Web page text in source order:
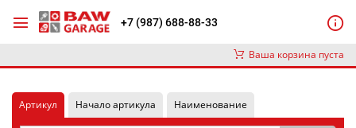
+7 (987) 688-88-33
Ваша корзина пуста
Артикул Начало артикула Наименование